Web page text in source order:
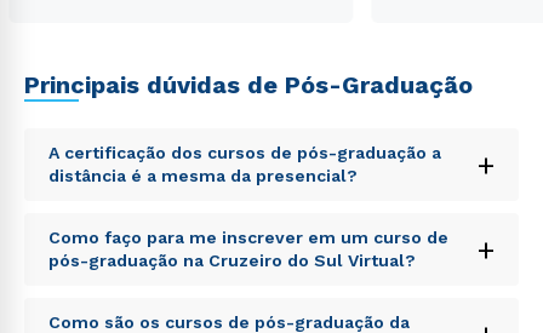
Principais dúvidas de Pós-Graduação
A certificação dos cursos de pós-graduação a
distância é a mesma da presencial?
+
Sed ut perspiciatis unde omnis iste natus error sit
voluptatem accusantium doloremque laudantium,
totam rem aperiam, eaque ipsa quae ab illo inventore
explicabo. Nemo enim ipsam voluptatem quia
Como faço para me inscrever em um curso de
pós-graduação na Cruzeiro do Sul Virtual?
+
Sed ut perspiciatis unde omnis iste natus error sit
Como são os cursos de pós-graduação da